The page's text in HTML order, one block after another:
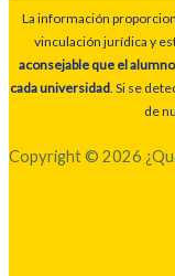
La información
vinculación jurídica y
aconsejable que el
cada universidad. Si se
de
Copyright © 2026